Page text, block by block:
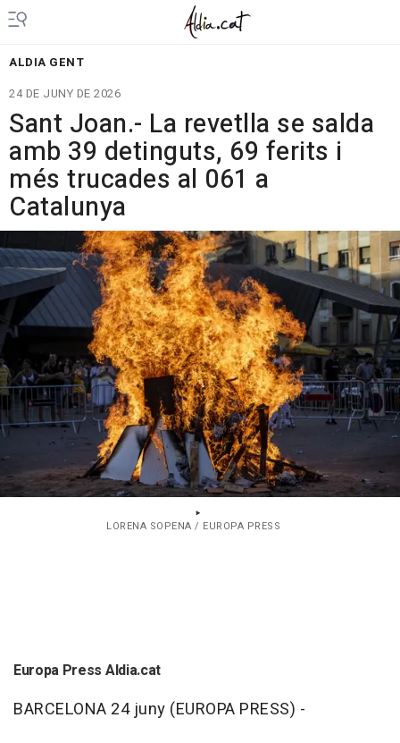
ALDIA GENT
24 DE JUNY DE 2026
Sant Joan.- La revetlla se salda
amb 39 detinguts, 69 ferits i
més trucades al 061 a
Catalunya
LORENA SOPENA / EUROPA PRESS
Europa Press Aldia.cat
BARCELONA 24 juny (EUROPA PRESS) -